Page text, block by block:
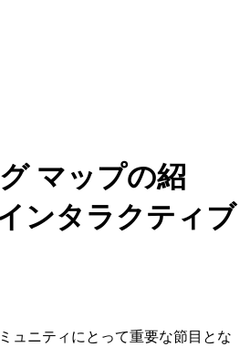
マップの紹
ンタラクティブ
ュニティにとって重要な節目とな